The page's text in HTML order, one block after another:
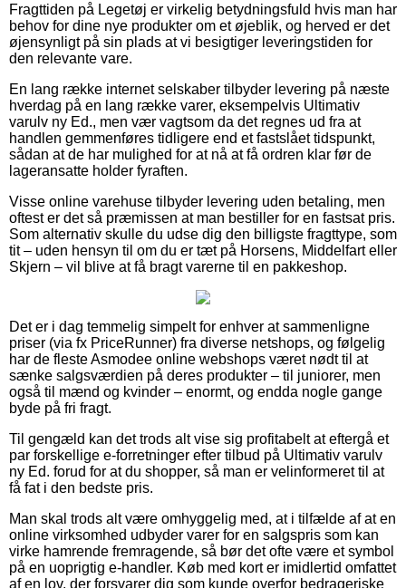
Fragttiden på Legetøj er virkelig betydningsfuld hvis man har
behov for dine nye produkter om et øjeblik, og herved er det
øjensynligt på sin plads at vi besigtiger leveringstiden for
den relevante vare.
En lang række internet selskaber tilbyder levering på næste
hverdag på en lang række varer, eksempelvis Ultimativ
varulv ny Ed., men vær vagtsom da det regnes ud fra at
handlen gemmenføres tidligere end et fastslået tidspunkt,
sådan at de har mulighed for at nå at få ordren klar før de
lageransatte holder fyraften.
Visse online varehuse tilbyder levering uden betaling, men
oftest er det så præmissen at man bestiller for en fastsat pris.
Som alternativ skulle du udse dig den billigste fragttype, som
tit – uden hensyn til om du er tæt på Horsens, Middelfart eller
Skjern – vil blive at få bragt varerne til en pakkeshop.
Det er i dag temmelig simpelt for enhver at sammenligne
priser (via fx PriceRunner) fra diverse netshops, og følgelig
har de fleste Asmodee online webshops været nødt til at
sænke salgsværdien på deres produkter – til juniorer, men
også til mænd og kvinder – enormt, og endda nogle gange
byde på fri fragt.
Til gengæld kan det trods alt vise sig profitabelt at eftergå et
par forskellige e-forretninger efter tilbud på Ultimativ varulv
ny Ed. forud for at du shopper, så man er velinformeret til at
få fat i den bedste pris.
Man skal trods alt være omhyggelig med, at i tilfælde af at en
online virksomhed udbyder varer for en salgspris som kan
virke hamrende fremragende, så bør det ofte være et symbol
på en uoprigtig e-handler. Køb med kort er imidlertid omfattet
af en lov, der forsvarer dig som kunde overfor bedrageriske